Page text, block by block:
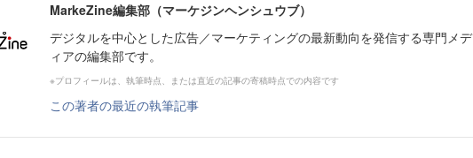
MarkeZine編集部（マーケジンヘンシュウブ）
デジタルを中心とした広告／マーケティングの最新動向を発信する専門メデ
ィアの編集部です。
※プロフィールは、執筆時点、または直近の記事の寄稿時点での内容です
この著者の最近の執筆記事